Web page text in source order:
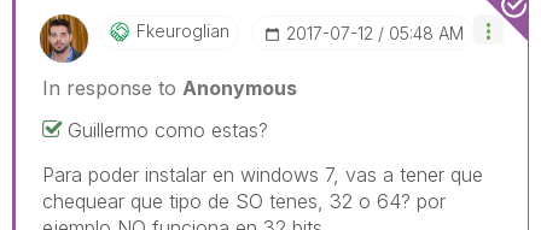
Fkeuroglian ‎2017-07-12 05:48 AM
In response to Anonymous
Guillermo como estas?
Para poder instalar en windows 7, vas a tener que
chequear que tipo de SO tenes, 32 o 64? por